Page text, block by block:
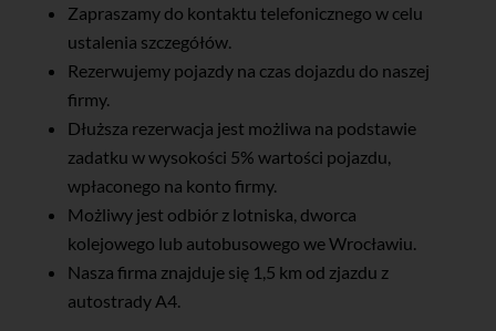
Zapraszamy do kontaktu telefonicznego w celu
ustalenia szczegółów.
Rezerwujemy pojazdy na czas dojazdu do naszej
firmy.
Dłuższa rezerwacja jest możliwa na podstawie
zadatku w wysokości 5% wartości pojazdu,
wpłaconego na konto firmy.
Możliwy jest odbiór z lotniska, dworca
kolejowego lub autobusowego we Wrocławiu.
Nasza firma znajduje się 1,5 km od zjazdu z
autostrady A4.